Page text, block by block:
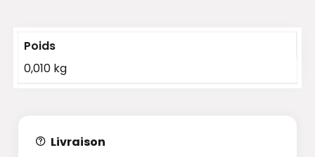
Poids
0,010 kg
Livraison